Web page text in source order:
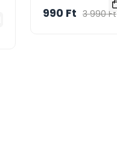
990 Ft 3 990 Ft